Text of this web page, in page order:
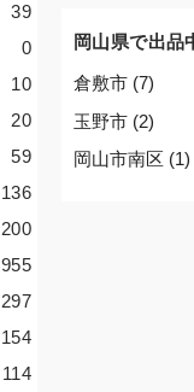
岡山県で出品
倉敷市 (7)
玉野市 (2)
岡山市南区 (1)
39
0
10
20
59
136
200
955
297
154
114